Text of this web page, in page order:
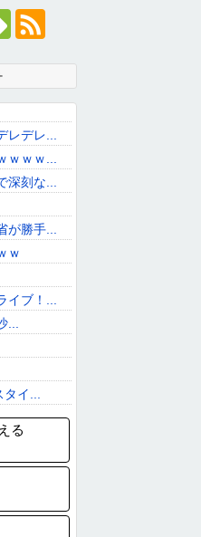
レデレ...
ｗｗｗ...
深刻な...
が勝手...
ｗ
イブ！...
...
タイ...
道路が...
トが...
る